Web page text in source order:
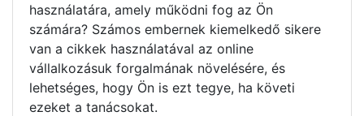
használatára, amely működni fog az Ön
számára? Számos embernek kiemelkedő sikere
van a cikkek használatával az online
vállalkozásuk forgalmának növelésére, és
lehetséges, hogy Ön is ezt tegye, ha követi
ezeket a tanácsokat.